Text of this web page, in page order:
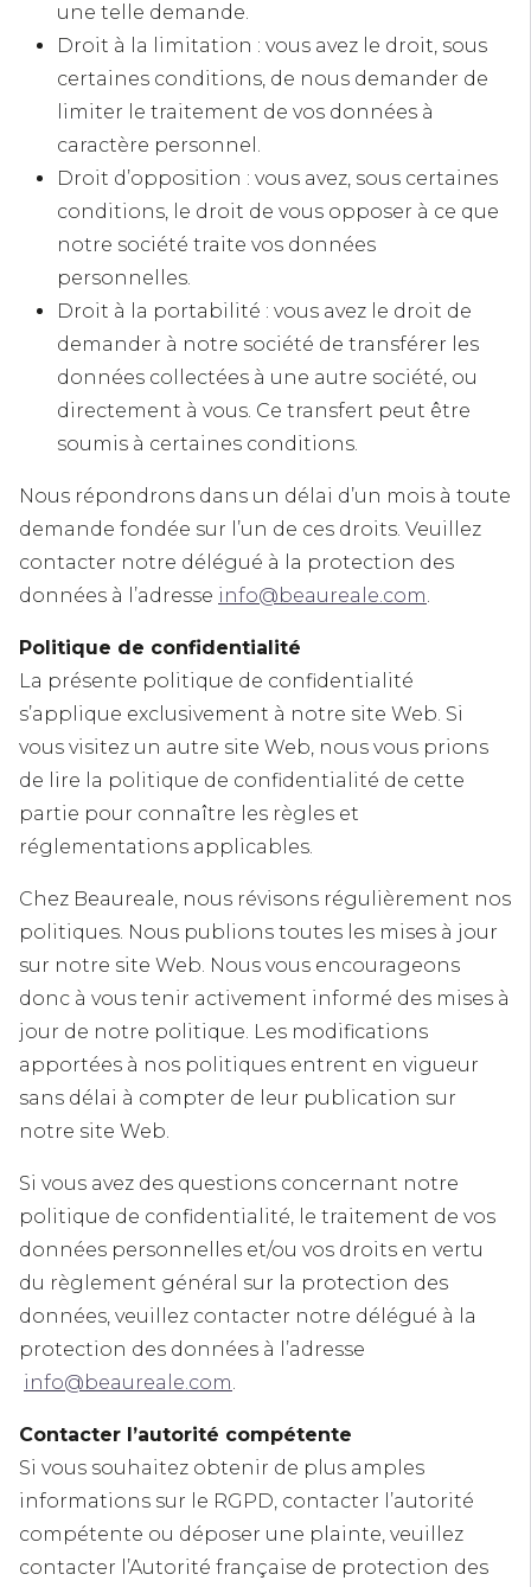
une telle demande.
Droit à la limitation : vous avez le droit, sous
certaines conditions, de nous demander de
limiter le traitement de vos données à
caractère personnel.
Droit d’opposition : vous avez, sous certaines
conditions, le droit de vous opposer à ce que
notre société traite vos données
personnelles.
Droit à la portabilité : vous avez le droit de
demander à notre société de transférer les
données collectées à une autre société, ou
directement à vous. Ce transfert peut être
soumis à certaines conditions.
Nous répondrons dans un délai d’un mois à toute
demande fondée sur l’un de ces droits. Veuillez
contacter notre délégué à la protection des
données à l’adresse info@beaureale.com.
Politique de confidentialité
La présente politique de confidentialité
s’applique exclusivement à notre site Web. Si
vous visitez un autre site Web, nous vous prions
de lire la politique de confidentialité de cette
partie pour connaître les règles et
réglementations applicables.
Chez Beaureale, nous révisons régulièrement nos
politiques. Nous publions toutes les mises à jour
sur notre site Web. Nous vous encourageons
donc à vous tenir activement informé des mises à
jour de notre politique. Les modifications
apportées à nos politiques entrent en vigueur
sans délai à compter de leur publication sur
notre site Web.
Si vous avez des questions concernant notre
politique de confidentialité, le traitement de vos
données personnelles et/ou vos droits en vertu
du règlement général sur la protection des
données, veuillez contacter notre délégué à la
protection des données à l’adresse
info@beaureale.com.
Contacter l’autorité compétente
Si vous souhaitez obtenir de plus amples
informations sur le RGPD, contacter l’autorité
compétente ou déposer une plainte, veuillez
contacter l’Autorité française de protection des